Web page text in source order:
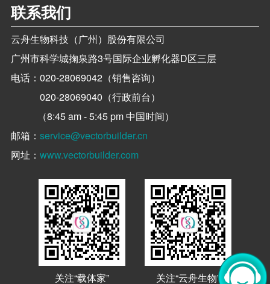
联系我们
云舟生物科技（广州）股份有限公司
广州市科学城掬泉路3号国际企业孵化器D区三层
电话：020-28069042（销售咨询）
020-28069040（行政前台）
（8:45 am - 5:45 pm 中国时间）
邮箱：service@vectorbuilder.cn
网址：www.vectorbuilder.com
关注“载体家” 关注“云舟生物”